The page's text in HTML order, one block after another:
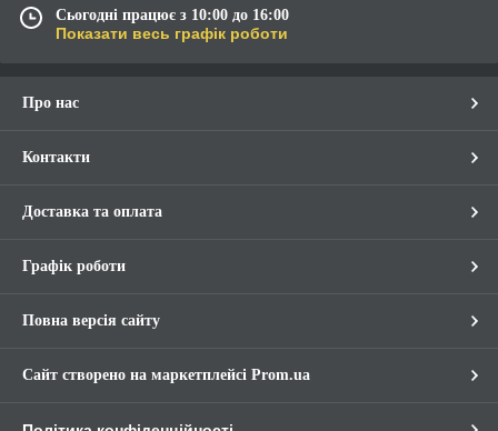
Сьогодні працює з 10:00 до 16:00
Показати весь графік роботи
Про нас
Контакти
Доставка та оплата
Графік роботи
Повна версія сайту
Сайт створено на маркетплейсі Prom.ua